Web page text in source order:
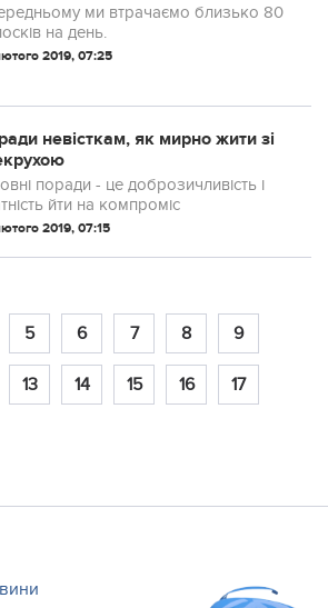
ми втрачаємо близько 80
на день.
2019, 07:25
невісткам, як мирно жити зі
поради - це доброзичливість і
йти на компроміс
2019, 07:15
5 6 7 8 9
13 14 15 16 17